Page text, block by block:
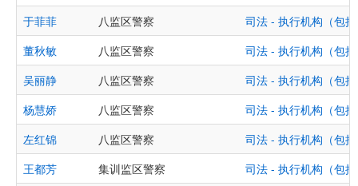
于菲菲
八监区警察
司法 - 执行机构（包
董秋敏
八监区警察
司法 - 执行机构（包
吴丽静
八监区警察
司法 - 执行机构（包
杨慧娇
八监区警察
司法 - 执行机构（包
左红锦
八监区警察
司法 - 执行机构（包
王都芳
集训监区警察
司法 - 执行机构（包